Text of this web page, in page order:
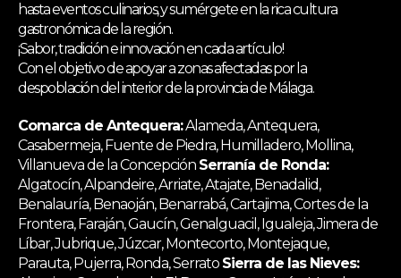
hasta eventos culinarios, y sumérgete en la rica cultura
gastronómica de la región.
¡Sabor, tradición e innovación en cada artículo!
Con el objetivo de apoyar a zonas afectadas por la
despoblación del interior de la provincia de Málaga.
Comarca de Antequera:Alameda, Antequera,
Casabermeja, Fuente de Piedra, Humilladero, Mollina,
Villanueva de la Concepción Serranía de Ronda:
Algatocín, Alpandeire, Arriate, Atajate, Benadalid,
Benalauría, Benaoján, Benarrabá, Cartajima, Cortes de la
Frontera, Faraján, Gaucín, Genalguacil, Igualeja, Jimera de
Líbar, Jubrique, Júzcar, Montecorto, Montejaque,
Parauta, Pujerra, Ronda, Serrato Sierra de las Nieves: